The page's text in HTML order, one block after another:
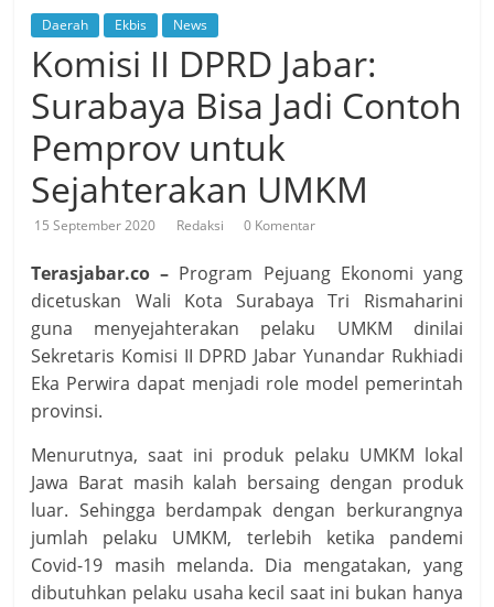
Daerah Ekbis News
Komisi II DPRD Jabar:
Surabaya Bisa Jadi Contoh
Pemprov untuk
Sejahterakan UMKM
15 September 2020 Redaksi 0 Komentar
Terasjabar.co – Program Pejuang Ekonomi yang
dicetuskan Wali Kota Surabaya Tri Rismaharini
guna menyejahterakan pelaku UMKM dinilai
Sekretaris Komisi II DPRD Jabar Yunandar Rukhiadi
Eka Perwira dapat menjadi role model pemerintah
provinsi.
Menurutnya, saat ini produk pelaku UMKM lokal
Jawa Barat masih kalah bersaing dengan produk
luar. Sehingga berdampak dengan berkurangnya
jumlah pelaku UMKM, terlebih ketika pandemi
Covid-19 masih melanda. Dia mengatakan, yang
dibutuhkan pelaku usaha kecil saat ini bukan hanya